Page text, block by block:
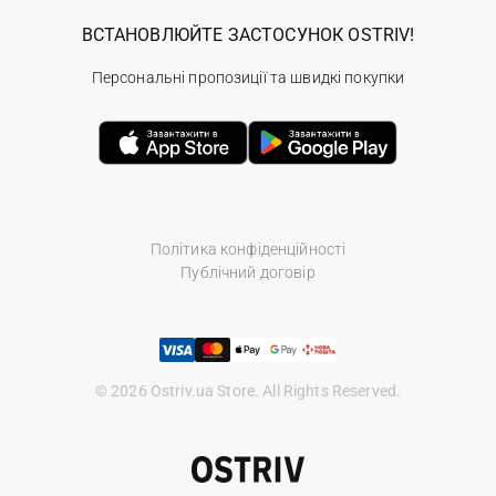
Політика конфіденційності
Публічний договір
© 2026 Ostriv.ua Store. All Rights Reserved.
ВСТАНОВЛЮЙТЕ ЗАСТОСУНОК OSTRIV!
Персональні пропозиції та швидкі покупки